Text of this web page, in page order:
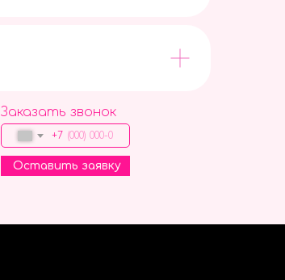
Заказать звонок
+7
Оставить заявку